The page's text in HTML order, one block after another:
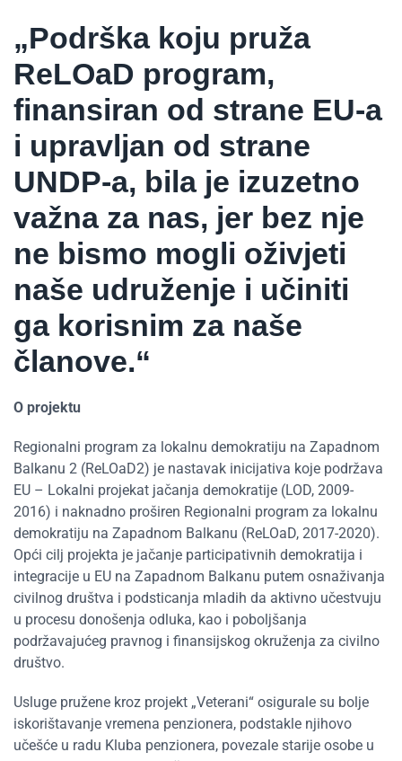
„Podrška koju pruža
ReLOaD program,
finansiran od strane EU-a
i upravljan od strane
UNDP-a, bila je izuzetno
važna za nas, jer bez nje
ne bismo mogli oživjeti
naše udruženje i učiniti
ga korisnim za naše
članove.“
O projektu
Regionalni program za lokalnu demokratiju na Zapadnom
Balkanu 2 (ReLOaD2) je nastavak inicijativa koje podržava
EU – Lokalni projekat jačanja demokratije (LOD, 2009-
2016) i naknadno proširen Regionalni program za lokalnu
demokratiju na Zapadnom Balkanu (ReLOaD, 2017-2020).
Opći cilj projekta je jačanje participativnih demokratija i
integracije u EU na Zapadnom Balkanu putem osnaživanja
civilnog društva i podsticanja mladih da aktivno učestvuju
u procesu donošenja odluka, kao i poboljšanja
podržavajućeg pravnog i finansijskog okruženja za civilno
društvo.
Usluge pružene kroz projekt „Veterani“ osigurale su bolje
iskorištavanje vremena penzionera, podstakle njihovo
učešće u radu Kluba penzionera, povezale starije osobe u